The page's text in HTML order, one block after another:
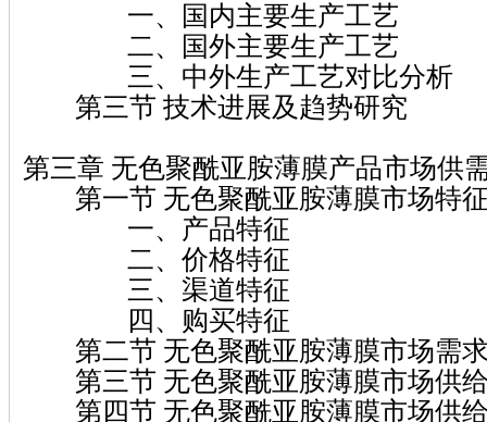
一、国内主要生产工艺
二、国外主要生产工艺
三、中外生产工艺对比分析
第三节 技术进展及趋势研究
第三章 无色聚酰亚胺薄膜产品市场供
第一节 无色聚酰亚胺薄膜市场特
一、产品特征
二、价格特征
三、渠道特征
四、购买特征
第二节 无色聚酰亚胺薄膜市场需
第三节 无色聚酰亚胺薄膜市场供
第四节 无色聚酰亚胺薄膜市场供